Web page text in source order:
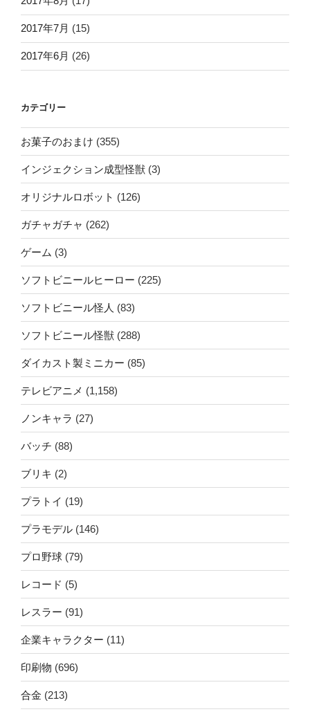
2017年7月 (15)
2017年6月 (26)
カテゴリー
お菓子のおまけ (355)
インジェクション成型怪獣 (3)
オリジナルロボット (126)
ガチャガチャ (262)
ゲーム (3)
ソフトビニールヒーロー (225)
ソフトビニール怪人 (83)
ソフトビニール怪獣 (288)
ダイカスト製ミニカー (85)
テレビアニメ (1,158)
ノンキャラ (27)
バッチ (88)
ブリキ (2)
プラトイ (19)
プラモデル (146)
プロ野球 (79)
レコード (5)
レスラー (91)
企業キャラクター (11)
印刷物 (696)
合金 (213)